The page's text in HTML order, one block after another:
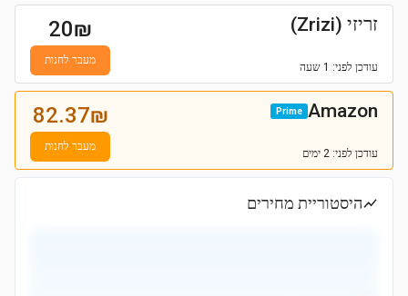
זריזי (Zrizi)
עודכן לפני: 1 שעה
20₪
מעבר לחנות
Amazon
Prime
עודכן לפני: 2 ימים
82.37₪
מעבר לחנות
היסטוריית מחירים